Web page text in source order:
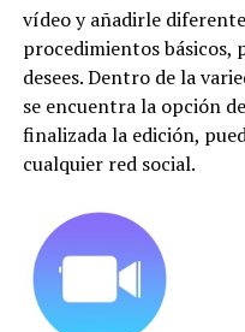
vídeo y añadirle
procedimientos básicos,
desees. Dentro de la
se encuentra la opción de
finalizada la edición,
cualquier red social.